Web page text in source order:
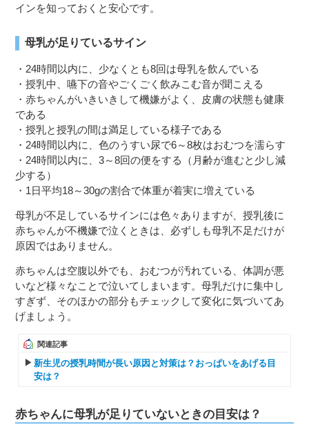
インを知っておくと安心です。
母乳が足りているサイン
・24時間以内に、少なくとも8回は母乳を飲んでいる
・授乳中、嚥下の音やごくごく飲みこむ音が聞こえる
・赤ちゃんがいきいきして機嫌がよく、皮膚の状態も健康
である
・授乳と授乳の間は満足している様子である
・24時間以内に、色のうすい尿で6～8枚はおむつを濡らす
・24時間以内に、3～8回の便をする（月齢が進むと少し減
少する）
・1日平均18～30gの割合で体重が着実に増えている
母乳が不足しているサインには色々ありますが、授乳後に
赤ちゃんが不機嫌で泣くときは、必ずしも母乳不足だけが
原因ではありません。
赤ちゃんは空腹以外でも、おむつが汚れている、体調が悪
いなど様々なことで泣いてしまいます。母乳だけに集中し
すぎず、そのほかの部分もチェックして変化に気づいてあ
げましょう。
関連記事
新生児の授乳時間が長い原因と対策は？おっぱいをあげる目
安は？
赤ちゃんに母乳が足りていないときの目安は？